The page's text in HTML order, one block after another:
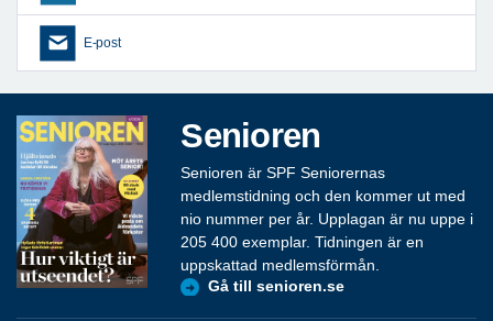
E-post
Senioren
Senioren är SPF Seniorernas
medlemstidning och den kommer ut med
nio nummer per år. Upplagan är nu uppe i
205 400 exemplar. Tidningen är en
uppskattad medlemsförmån.
Gå till senioren.se